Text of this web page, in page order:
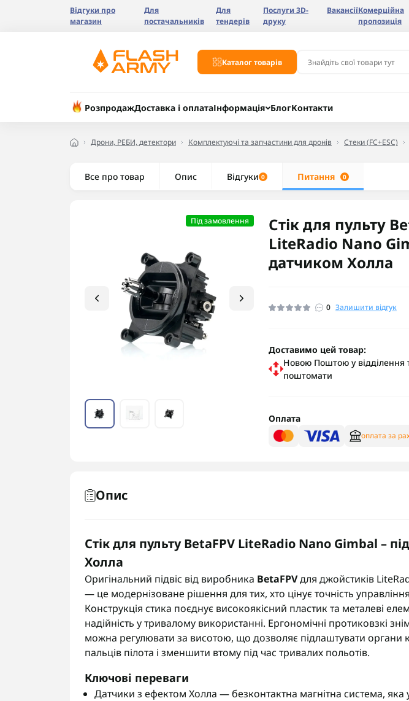
Відгуки про
магазин
Для
постачальників
Для
тендерів
Послуги 3D-
друку
ВакансіїКомерційна
пропозиція
Каталог товарів
РозпродажДоставка і оплатаІнформація БлогКонтакти
Дрони, РЕБИ, детектори Комплектуючі та запчастини для дронів Стеки (FC+ESC)
Все про товар Опис Відгуки 0 Питання 0
Під замовлення
Стік для пульту
LiteRadio Nano
датчиком Холла
0 Залишити відгук
Доставимо цей товар:
Новою Поштою у відділення
поштомати
Оплата
оплата за
Опис
Стік для пульту BetaFPV LiteRadio Nano Gimbal –
Холла
Оригінальний підвіс від виробника BetaFPVдля джойстиків
— це модернізоване рішення для тих, хто цінує точність управління
Конструкція стика поєднує високоякісний пластик та металеві
надійність у тривалому використанні. Ергономічні протиковзкі
можна регулювати за висотою, що дозволяє підлаштувати органи
пальців пілота і зменшити втому під час тривалих польотів.
Ключові переваги
Датчики з ефектом Холла — безконтактна магнітна система, яка